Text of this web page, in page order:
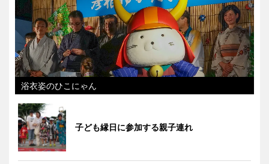
浴衣姿のひこにゃん
子ども縁日に参加する親子連れ